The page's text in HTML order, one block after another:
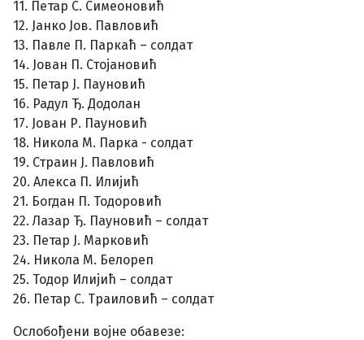
11. Петар С. Симеоновић
12. Јанко Јов. Павловић
13. Павле П. Паркаћ – солдат
14. Јован П. Стојановић
15. Петар Ј. Пауновић
16. Радул Ђ. Додолан
17. Јован Р. Пауновић
18. Никола М. Парка - солдат
19. Страин Ј. Павловић
20. Алекса П. Илијић
21. Богдан П. Тодоровић
22. Лазар Ђ. Пауновић – солдат
23. Петар Ј. Марковић
24. Никола М. Белореп
25. Тодор Илијић – солдат
26. Петар С. Траиловић – солдат
Ослобођени војне обавезе: